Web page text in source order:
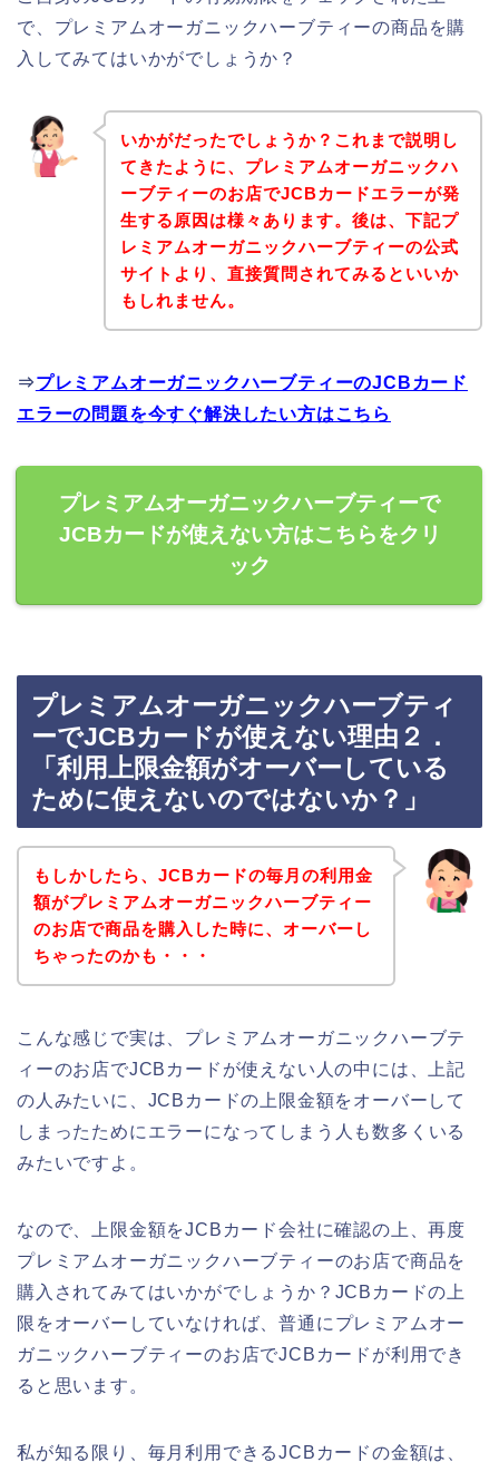
で、プレミアムオーガニックハーブティーの商品を購
入してみてはいかがでしょうか？
いかがだったでしょうか？これまで説明し
てきたように、プレミアムオーガニックハ
ーブティーのお店でJCBカードエラーが発
生する原因は様々あります。後は、下記プ
レミアムオーガニックハーブティーの公式
サイトより、直接質問されてみるといいか
もしれません。
⇒プレミアムオーガニックハーブティーのJCBカード
エラーの問題を今すぐ解決したい方はこちら
プレミアムオーガニックハーブティーで
JCBカードが使えない方はこちらをクリ
ック
プレミアムオーガニックハーブティ
ーでJCBカードが使えない理由２．
「利用上限金額がオーバーしている
ために使えないのではないか？」
もしかしたら、JCBカードの毎月の利用金
額がプレミアムオーガニックハーブティー
のお店で商品を購入した時に、オーバーし
ちゃったのかも・・・
こんな感じで実は、プレミアムオーガニックハーブテ
ィーのお店でJCBカードが使えない人の中には、上記
の人みたいに、JCBカードの上限金額をオーバーして
しまったためにエラーになってしまう人も数多くいる
みたいですよ。
なので、上限金額をJCBカード会社に確認の上、再度
プレミアムオーガニックハーブティーのお店で商品を
購入されてみてはいかがでしょうか？JCBカードの上
限をオーバーしていなければ、普通にプレミアムオー
ガニックハーブティーのお店でJCBカードが利用でき
ると思います。
私が知る限り、毎月利用できるJCBカードの金額は、